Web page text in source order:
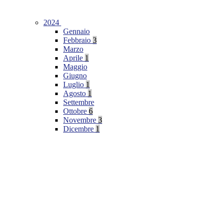
2024
Gennaio
Febbraio 3
Marzo
Aprile 1
Maggio
Giugno
Luglio 1
Agosto 1
Settembre
Ottobre 6
Novembre 3
Dicembre 1